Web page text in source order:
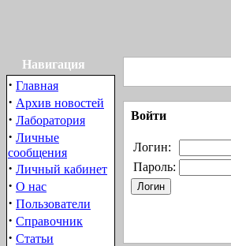
Навигация
· Главная
· Архив новостей
· Лаборатория
· Личные
сообщения
· Личный кабинет
· О нас
· Пользователи
· Справочник
· Статьи
Войти
Логин:
Пароль: